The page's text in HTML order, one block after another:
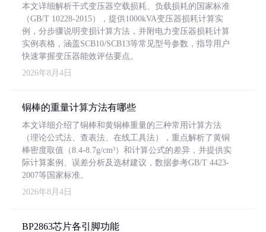
本文详细解析干式变压器空载损耗、负载损耗的国家标准
（GB/T 10228-2015），提供1000kVA变压器损耗计算实
例，分步骤说明变损计算方法，并附电力变压器损耗计算
实例表格，涵盖SCB10/SCB13等常见型号参数，指导用户
快速掌握变压器能效评估要点。
2026年8月4日
铜棒的重量计算方法有哪些
本文详细介绍了铜棒和黄铜棒重量的三种常用计算方法
（理论公式法、查表法、在线工具法），重点解析了黄铜
棒密度取值（8.4-8.7g/cm³）和计算公式的差异，并提供实
际计算案例、误差分析及选材建议，数据参考GB/T 4423-
2007等国家标准。
2026年8月4日
BP2863芯片各引脚功能